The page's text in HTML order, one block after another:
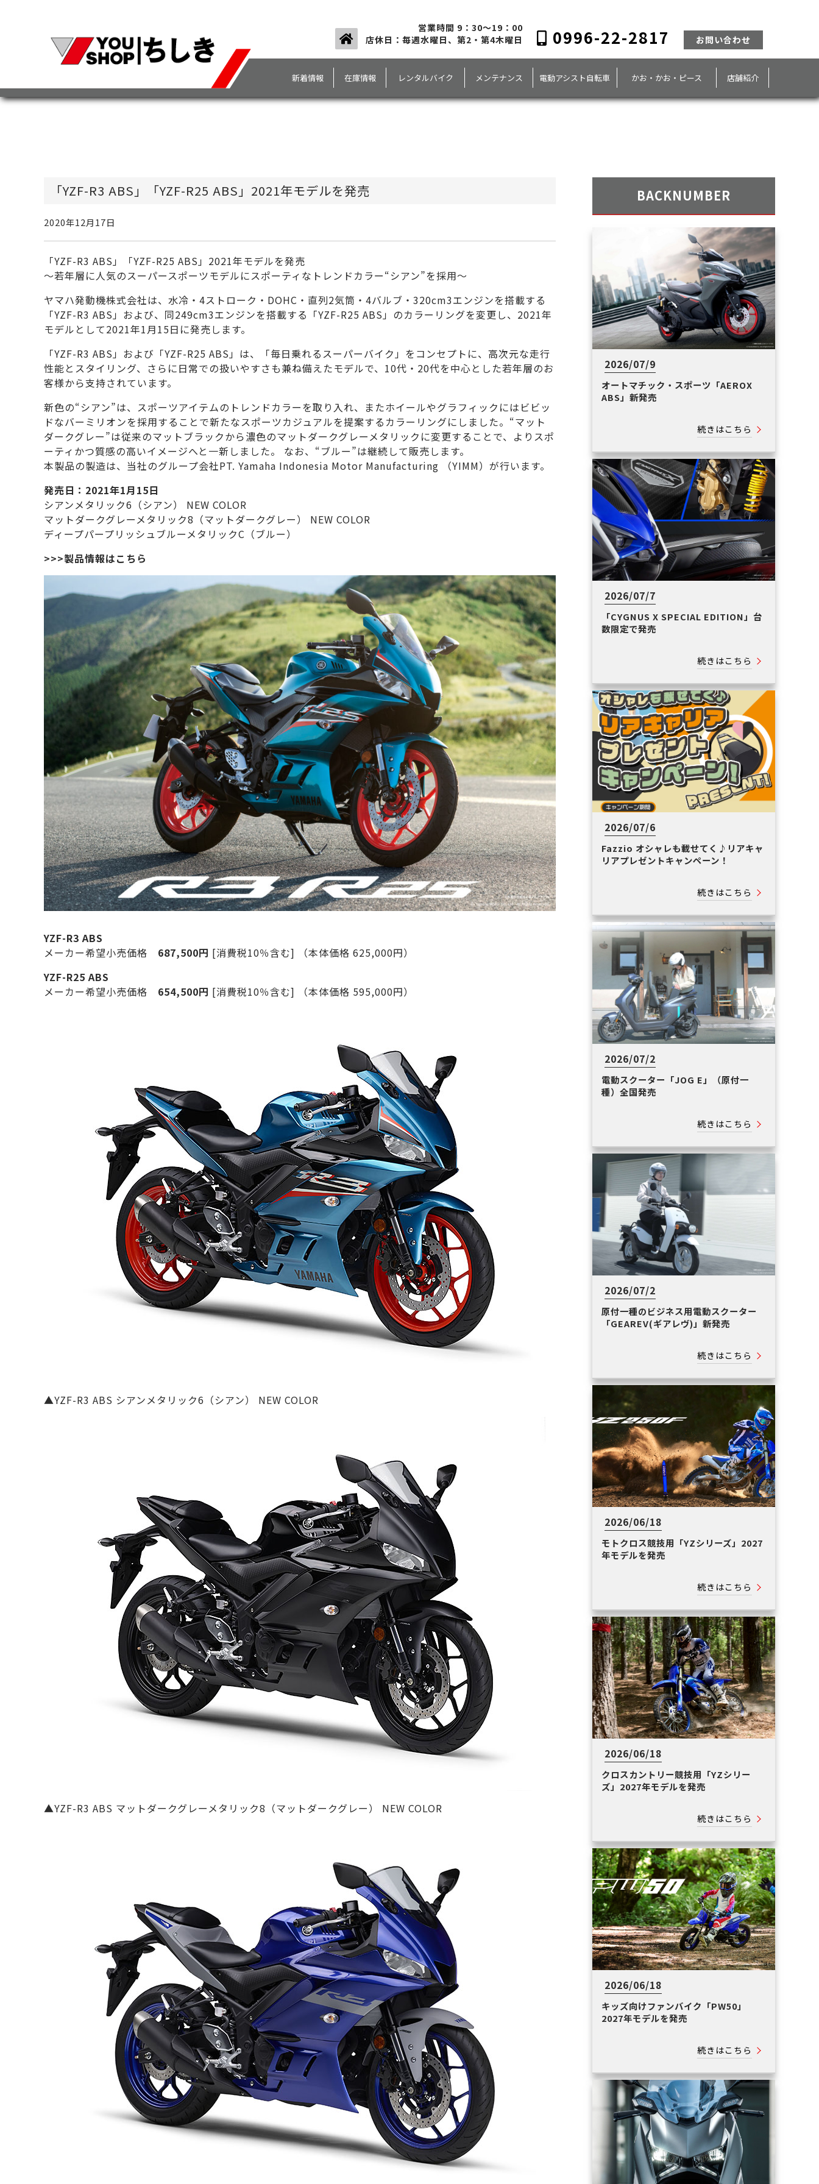
営業時間 9：30～19：00
店休日：毎週水曜日、第2・第4木曜日
0996-22-2817 お問い合わせ
新着情報 在庫情報 レンタルバイク メンテナンス 電動アシスト自転車 かお・かお・ピース 店舗紹介
「YZF-R3 ABS」「YZF-R25 ABS」2021年モデルを発売
2020年12月17日
「YZF-R3 ABS」「YZF-R25 ABS」2021年モデルを発売
～若年層に人気のスーパースポーツモデルにスポーティなトレンドカラー“シアン”を採用～
ヤマハ発動機株式会社は、水冷・4ストローク・DOHC・直列2気筒・4バルブ・320cm3エンジンを搭載する
「YZF-R3 ABS」および、同249cm3エンジンを搭載する「YZF-R25 ABS」のカラーリングを変更し、2021年
モデルとして2021年1月15日に発売します。
「YZF-R3 ABS」および「YZF-R25 ABS」は、「毎日乗れるスーパーバイク」をコンセプトに、高次元な走行
性能とスタイリング、さらに日常での扱いやすさも兼ね備えたモデルで、10代・20代を中心とした若年層のお
客様から支持されています。
新色の“シアン”は、スポーツアイテムのトレンドカラーを取り入れ、またホイールやグラフィックにはビビッ
ドなバーミリオンを採用することで新たなスポーツカジュアルを提案するカラーリングにしました。“マット
ダークグレー”は従来のマットブラックから濃色のマットダークグレーメタリックに変更することで、よりスポ
ーティかつ質感の高いイメージへと一新しました。 なお、“ブルー”は継続して販売します。
本製品の製造は、当社のグループ会社PT. Yamaha Indonesia Motor Manufacturing （YIMM）が行います。
発売日：2021年1月15日
シアンメタリック6（シアン） NEW COLOR
マットダークグレーメタリック8（マットダークグレー） NEW COLOR
ディープパープリッシュブルーメタリックC（ブルー）
>>>製品情報はこちら
YZF-R3 ABS
メーカー希望小売価格 687,500円 [消費税10％含む] （本体価格 625,000円）
YZF-R25 ABS
メーカー希望小売価格 654,500円 [消費税10％含む] （本体価格 595,000円）
▲YZF-R3 ABS シアンメタリック6（シアン） NEW COLOR
▲YZF-R3 ABS マットダークグレーメタリック8（マットダークグレー） NEW COLOR
BACKNUMBER
2026/07/9
オートマチック・スポーツ「AEROX
ABS」新発売
続きはこちら
2026/07/7
「CYGNUS X SPECIAL EDITION」台
数限定で発売
続きはこちら
2026/07/6
Fazzio オシャレも載せてく♪リアキャ
リアプレゼントキャンペーン！
続きはこちら
2026/07/2
電動スクーター「JOG E」（原付一
種）全国発売
続きはこちら
2026/07/2
原付一種のビジネス用電動スクーター
「GEAREV(ギアレヴ)」新発売
続きはこちら
2026/06/18
モトクロス競技用「YZシリーズ」2027
年モデルを発売
続きはこちら
2026/06/18
クロスカントリー競技用「YZシリー
ズ」2027年モデルを発売
続きはこちら
2026/06/18
キッズ向けファンバイク「PW50」
2027年モデルを発売
続きはこちら